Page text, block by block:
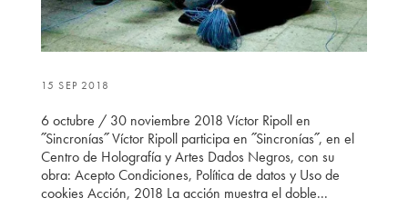
15 SEP 2018
6 octubre / 30 noviembre 2018 Víctor Ripoll en
˝Sincronías˝ Víctor Ripoll participa en ˝Sincronías˝, en el
Centro de Holografía y Artes Dados Negros, con su
obra: Acepto Condiciones, Política de datos y Uso de
cookies Acción, 2018 La acción muestra el doble...